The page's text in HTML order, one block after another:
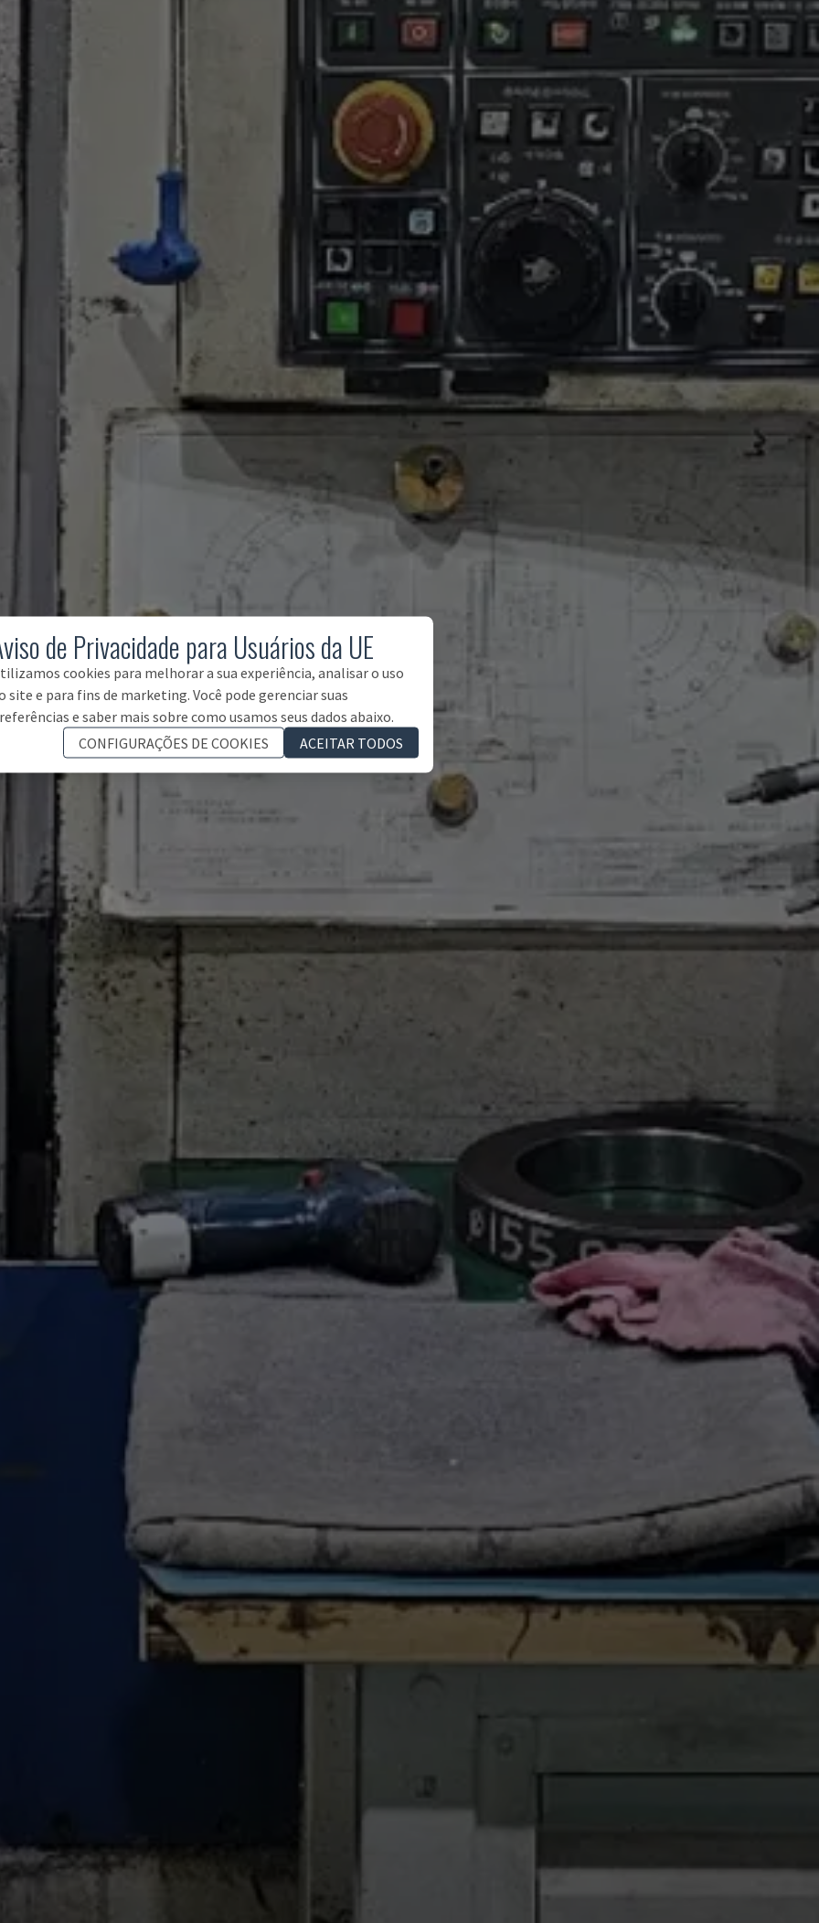
de Privacidade para Usuários da UE
cookies para melhorar a sua experiência, analisar o uso
site e para fins de marketing. Você pode gerenciar suas
e saber mais sobre como usamos seus dados abaixo.
CONFIGURAÇÕES DE COOKIES
ACEITAR TODOS